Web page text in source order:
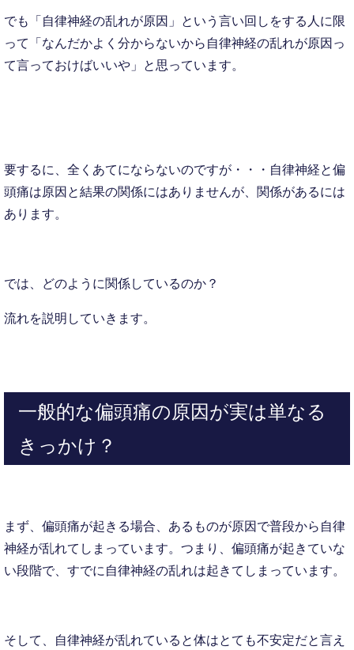
でも「自律神経の乱れが原因」という言い回しをする人に限
って「なんだかよく分からないから自律神経の乱れが原因っ
て言っておけばいいや」と思っています。
要するに、全くあてにならないのですが・・・自律神経と偏
頭痛は原因と結果の関係にはありませんが、関係があるには
あります。
では、どのように関係しているのか？
流れを説明していきます。
一般的な偏頭痛の原因が実は単なる
きっかけ？
まず、偏頭痛が起きる場合、あるものが原因で普段から自律
神経が乱れてしまっています。つまり、偏頭痛が起きていな
い段階で、すでに自律神経の乱れは起きてしまっています。
そして、自律神経が乱れていると体はとても不安定だと言え